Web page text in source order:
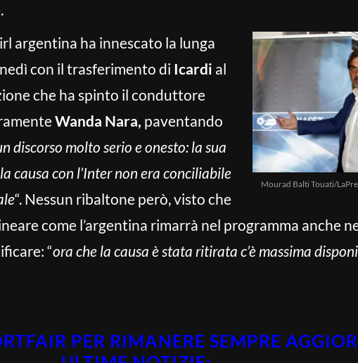
Mourad Balti Touati/
argentina ha innescato la lunga
con il trasferimento di Icardi al
che ha spinto il conduttore
Wanda Nara, paventando
discorso molto serio e onesto: la sua
causa con l’Inter non era conciliabile
“. Nessun ribaltone però, visto che
come l’argentina rimarrà nel programma anche
“ora che la causa è stata ritirata c’è massima
PER RIMANERE SEMPRE